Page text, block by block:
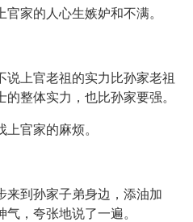
家的人心生嫉妒和不满。
说上官老祖的实力比孙家老祖
整体实力，也比孙家要强。
官家的麻烦。
来到孙家子弟身边，添油加
，夸张地说了一遍。